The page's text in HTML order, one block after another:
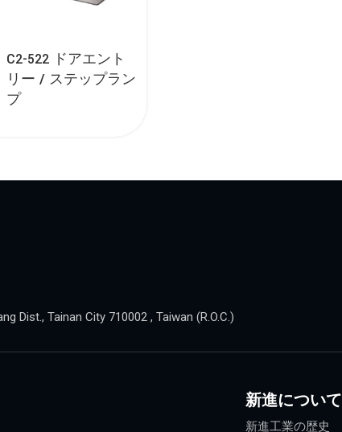
C2-522 ドアエント
リー / ステップラン
プ
Dist., Tainan City 710002 , Taiwan (R.O.C.)
新進について
新進工業の歴史